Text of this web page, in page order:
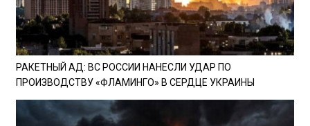
РАКЕТНЫЙ АД: ВС РОССИИ НАНЕСЛИ УДАР ПО
ПРОИЗВОДСТВУ «ФЛАМИНГО» В СЕРДЦЕ УКРАИНЫ